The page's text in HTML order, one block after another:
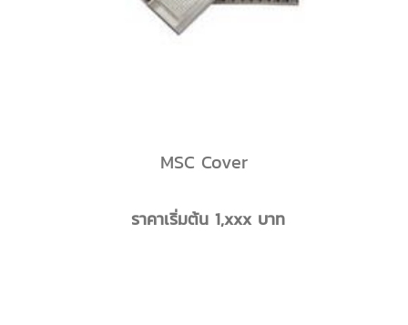
MSC Cover
ราคาเริ่มต้น 1,xxx บาท